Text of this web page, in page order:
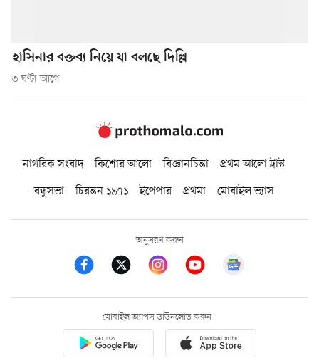
হাসিনার বক্তব্য নিয়ে যা বলছে দিল্লি
৩ ঘণ্টা আগে
নাগরিক সংবাদ কিশোর আলো বিজ্ঞানচিন্তা
প্রথম আলো ট্রাস্ট
বন্ধুসভা
চিরন্তন ১৯৭১ ইপেপার প্রথমা মোবাইল ভ্যাস
অনুসরণ করুন
মোবাইল অ্যাপস ডাউনলোড করুন